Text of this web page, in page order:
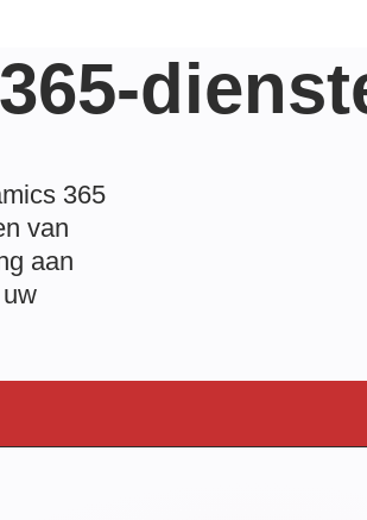
365
van
aan